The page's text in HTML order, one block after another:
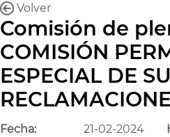
Volver
Comisión de
COMISIÓN
ESPECIAL DE
Fecha: 21-02-2024